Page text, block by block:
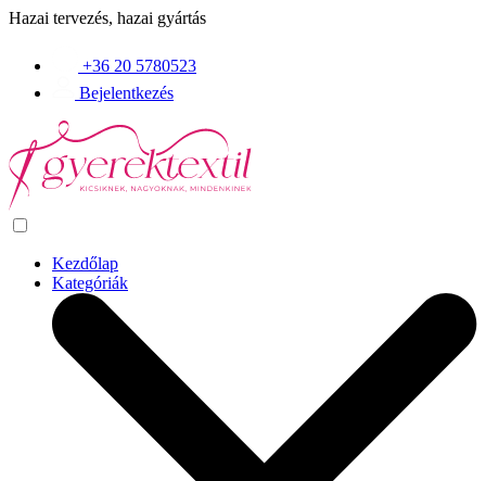
Hazai tervezés, hazai gyártás
+36 20 5780523
Bejelentkezés
Kezdőlap
Kategóriák